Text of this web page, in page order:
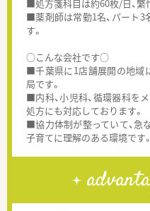
■処方箋科目は約60枚/日、繁
■薬剤師は常勤1名、パート3
す。
○こんな会社です○
■千葉県に1店舗展開の地域
局です。
■内科、小児科、循環器科を
処方にも対応しております。
■協力体制が整っていて、急
子育てに理解のある環境です。